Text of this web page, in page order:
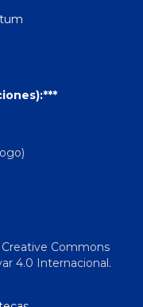
Creative Commons
4.0 Internacional.